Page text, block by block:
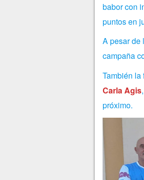
babor con
puntos en
A pesar de
campaña
También
Carla Agis
próximo.